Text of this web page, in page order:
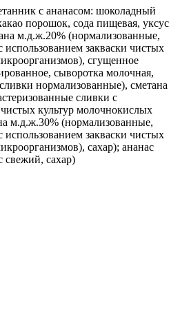
с ананасом: шоколадный
порошок, сода пищевая, уксус
м.д.ж.20% (нормализованные,
использованием закваски чистых
сгущенное
сыворотка молочная,
нормализованные), сметана
сливки с
культур молочнокислых
м.д.ж.30% (нормализованные,
использованием закваски чистых
сахар); ананас
свежий, сахар)